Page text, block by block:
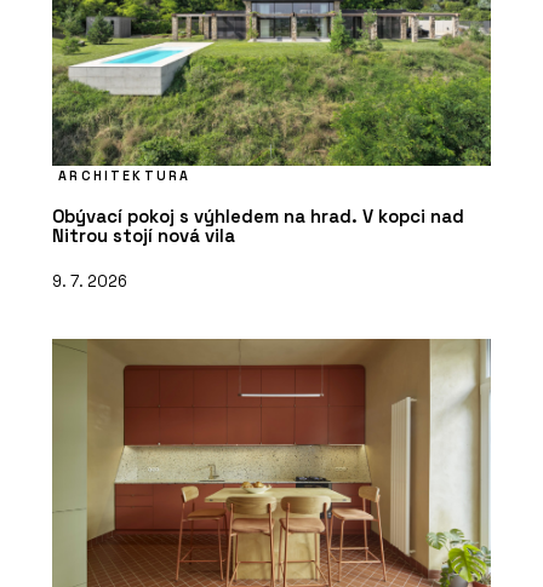
ARCHITEKTURA
Obývací pokoj s výhledem na hrad. V kopci nad
Nitrou stojí nová vila
9. 7. 2026